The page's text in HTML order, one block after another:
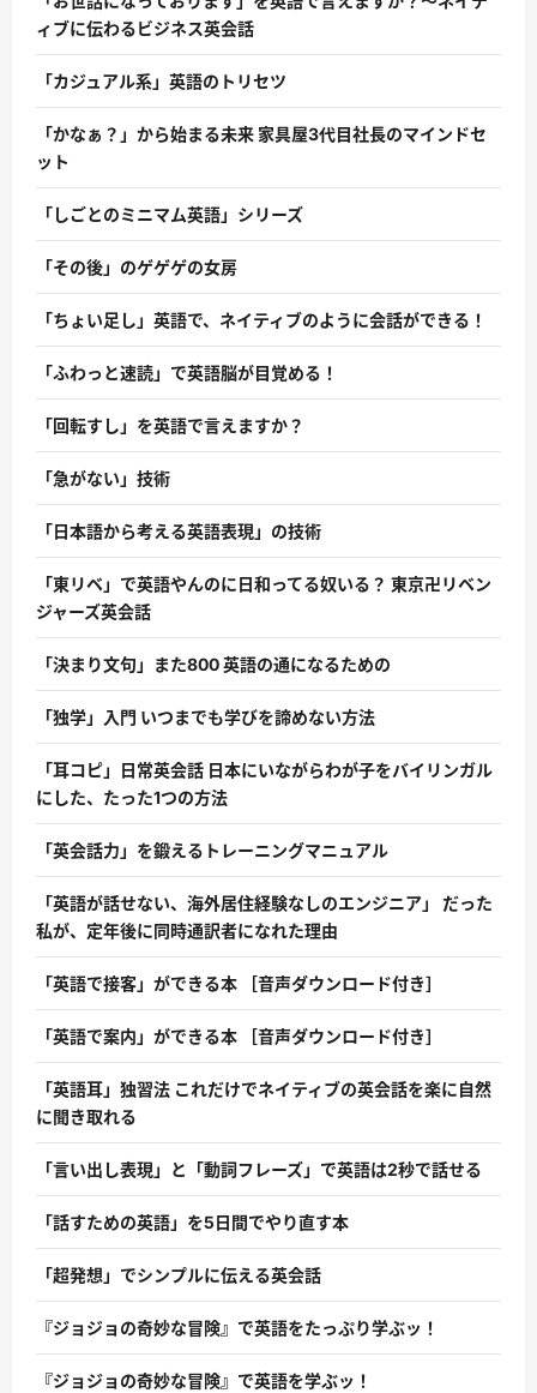
ィブに伝わるビジネス英会話
「カジュアル系」英語のトリセツ
「かなぁ？」から始まる未来 家具屋3代目社長のマインドセ
ット
「しごとのミニマム英語」シリーズ
「その後」のゲゲゲの女房
「ちょい足し」英語で、ネイティブのように会話ができる！
「ふわっと速読」で英語脳が目覚める！
「回転すし」を英語で言えますか？
「急がない」技術
「日本語から考える英語表現」の技術
「東リベ」で英語やんのに日和ってる奴いる？ 東京卍リベン
ジャーズ英会話
「決まり文句」また800 英語の通になるための
「独学」入門 いつまでも学びを諦めない方法
「耳コピ」日常英会話 日本にいながらわが子をバイリンガル
にした、たった1つの方法
「英会話力」を鍛えるトレーニングマニュアル
「英語が話せない、海外居住経験なしのエンジニア」 だった
私が、定年後に同時通訳者になれた理由
「英語で接客」ができる本 ［音声ダウンロード付き］
「英語で案内」ができる本 ［音声ダウンロード付き］
「英語耳」独習法 これだけでネイティブの英会話を楽に自然
に聞き取れる
「言い出し表現」と「動詞フレーズ」で英語は2秒で話せる
「話すための英語」を5日間でやり直す本
「超発想」でシンプルに伝える英会話
『ジョジョの奇妙な冒険』で英語をたっぷり学ぶッ！
『ジョジョの奇妙な冒険』で英語を学ぶッ！